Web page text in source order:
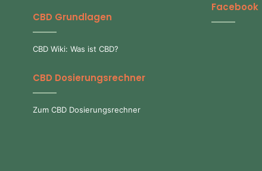
CBD Grundlagen
CBD Wiki: Was ist CBD?
CBD Dosierungsrechner
Zum CBD Dosierungsrechner
Facebook